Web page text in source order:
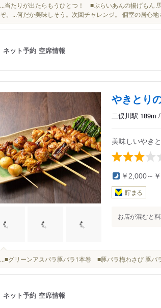
...当たりが出たらもうひとつ！ ■ぶらいあんの揚げもん
ぞ。...何だか美味しそう。次回チャレンジ。 個室の居心地
ネット予約 空席情報
やきとり
二俣川駅 189m
美味しいやき
￥2,000～
貯まる
お店が混むと
...■グリーンアスパラ豚バラ1本巻 ■豚バラ梅わさび 豚
ネット予約 空席情報